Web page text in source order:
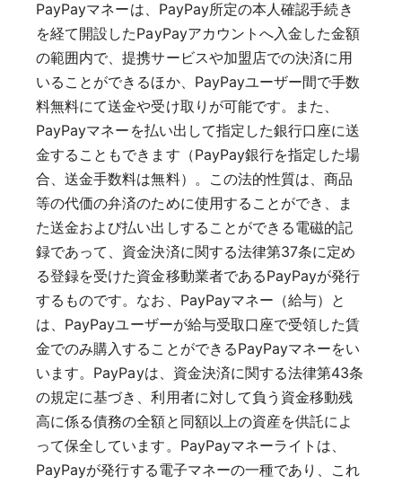
PayPayマネーは、PayPay所定の本人確認手続き
を経て開設したPayPayアカウントへ入金した金額
の範囲内で、提携サービスや加盟店での決済に用
いることができるほか、PayPayユーザー間で手数
料無料にて送金や受け取りが可能です。また、
PayPayマネーを払い出して指定した銀行口座に送
金することもできます（PayPay銀行を指定した場
合、送金手数料は無料）。この法的性質は、商品
等の代価の弁済のために使用することができ、ま
た送金および払い出しすることができる電磁的記
録であって、資金決済に関する法律第37条に定め
る登録を受けた資金移動業者であるPayPayが発行
するものです。なお、PayPayマネー（給与）と
は、PayPayユーザーが給与受取口座で受領した賃
金でのみ購入することができるPayPayマネーをい
います。PayPayは、資金決済に関する法律第43条
の規定に基づき、利用者に対して負う資金移動残
高に係る債務の全額と同額以上の資産を供託によ
って保全しています。PayPayマネーライトは、
PayPayが発行する電子マネーの一種であり、これ